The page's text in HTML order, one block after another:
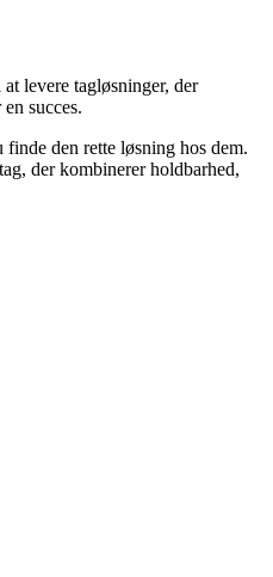
levere tagløsninger, der
succes.
den rette løsning hos dem.
der kombinerer holdbarhed,